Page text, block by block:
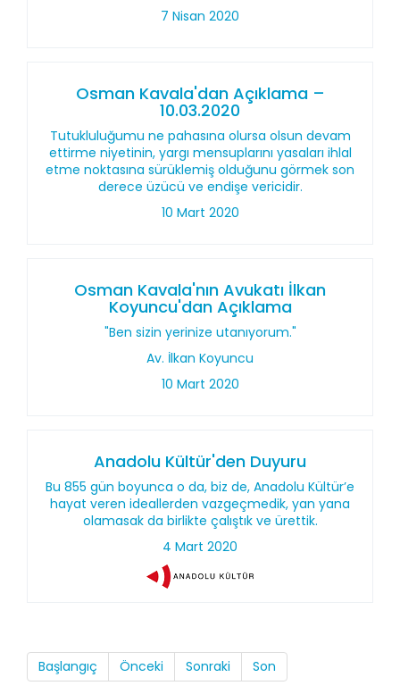
7 Nisan 2020
Osman Kavala'dan Açıklama –
10.03.2020
Tutukluluğumu ne pahasına olursa olsun devam
ettirme niyetinin, yargı mensuplarını yasaları ihlal
etme noktasına sürüklemiş olduğunu görmek son
derece üzücü ve endişe vericidir.
10 Mart 2020
Osman Kavala'nın Avukatı İlkan
Koyuncu'dan Açıklama
"Ben sizin yerinize utanıyorum."
Av. İlkan Koyuncu
10 Mart 2020
Anadolu Kültür'den Duyuru
Bu 855 gün boyunca o da, biz de, Anadolu Kültür’e
hayat veren ideallerden vazgeçmedik, yan yana
olamasak da birlikte çalıştık ve ürettik.
4 Mart 2020
Başlangıç Önceki Sonraki Son